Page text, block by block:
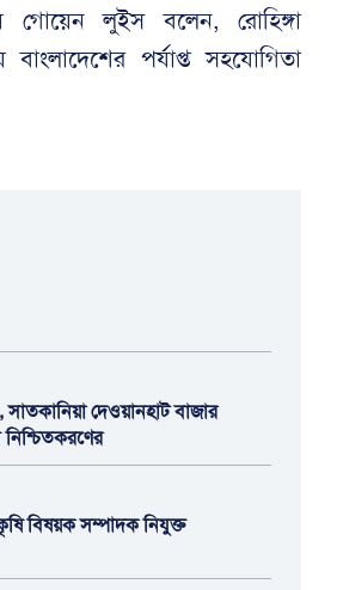
গোয়েন লুইস বলেন, রোহিঙ্গা
পর্যাপ্ত সহযোগিতা
সাতকানিয়া দেওয়ানহাট বাজার
বিষয়ক সম্পাদক নিযুক্ত